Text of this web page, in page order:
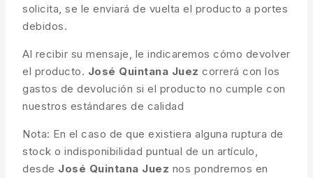
solicita, se le enviará de vuelta el producto a portes
debidos.
Al recibir su mensaje, le indicaremos cómo devolver
el producto. José Quintana Juez correrá con los
gastos de devolución si el producto no cumple con
nuestros estándares de calidad
Nota: En el caso de que existiera alguna ruptura de
stock o indisponibilidad puntual de un artículo,
desde José Quintana Juez nos pondremos en